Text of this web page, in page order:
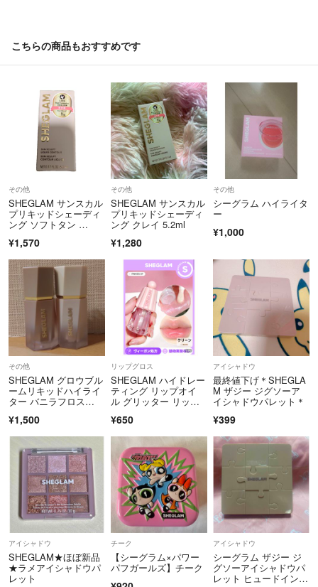
こちらの商品もおすすめです
その他
SHEGLAM サンスカル
プリキッドシェーディ
ング ソフトタン …
¥1,570
その他
SHEGLAM サンスカル
プリキッドシェーディ
ング クレイ 5.2ml
¥1,280
その他
シーグラム ハイライタ
ー
¥1,000
その他
SHEGLAM グロウブル
ームリキッドハイライ
ター バニラフロス
¥1,500
リップグロス
SHEGLAM ハイドレー
ティング リップオイ
ル グリッター リップ
¥650
アイシャドウ
最終値下げ＊SHEGLA
M ザジー ジグソーア
イシャドウパレット＊
¥399
アイシャドウ
SHEGLAM★ほぼ新品
★ラメアイシャドウパ
レット
チーク
【シーグラム×パワー
パフガールズ】チーク
アイシャドウ
シーグラム ザジー ジ
グソーアイシャドウパ
レット ヒュードインヌ